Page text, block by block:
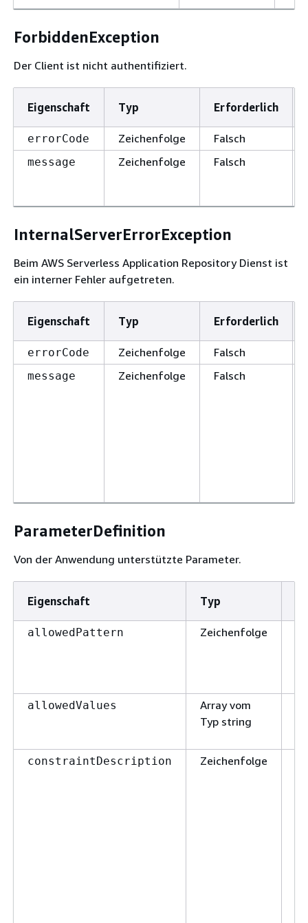
ForbiddenException
Der Client ist nicht authentifiziert.
Eigenschaft Typ Erforderlich
errorCode Zeichenfolge Falsch
message Zeichenfolge Falsch
InternalServerErrorException
Beim AWS Serverless Application Repository Dienst ist
ein interner Fehler aufgetreten.
Eigenschaft Typ Erforderlich
errorCode Zeichenfolge Falsch
message Zeichenfolge Falsch
ParameterDefinition
Von der Anwendung unterstützte Parameter.
Eigenschaft Typ
allowedPattern Zeichenfolge
allowedValues
Array vom
Typ string
constraintDescription Zeichenfolge